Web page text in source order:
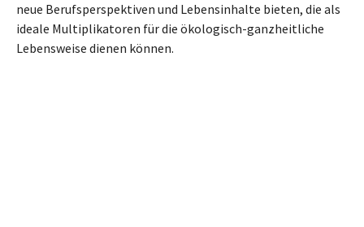
neue Berufsperspektiven und Lebensinhalte bieten, die als
ideale Multiplikatoren für die ökologisch-ganzheitliche
Lebensweise dienen können.